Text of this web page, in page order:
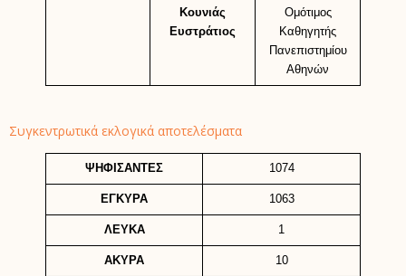
Κουνιάς
Ευστράτιος
Ομότιμος
Καθηγητής
Πανεπιστημίου
Αθηνών
Συγκεντρωτικά εκλογικά αποτελέσματα
ΨΗΦΙΣΑΝΤΕΣ 1074
ΕΓΚΥΡΑ 1063
ΛΕΥΚΑ 1
ΑΚΥΡΑ 10